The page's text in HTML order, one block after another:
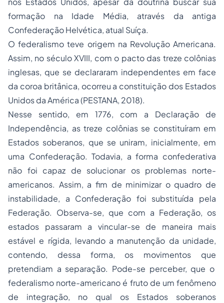
formação na Idade Média, através da antiga
Confederação Helvética, atual Suíça.
O federalismo teve origem na Revolução Americana.
Assim, no século XVIII, com o pacto das treze colônias
inglesas, que se declararam independentes em face
da coroa britânica, ocorreu a constituição dos Estados
Unidos da América (PESTANA, 2018).
Nesse sentido, em 1776, com a Declaração de
Independência, as treze colônias se constituíram em
Estados soberanos, que se uniram, inicialmente, em
uma Confederação. Todavia, a forma confederativa
não foi capaz de solucionar os problemas norte-
americanos. Assim, a fim de minimizar o quadro de
instabilidade, a Confederação foi substituída pela
Federação. Observa-se, que com a Federação, os
estados passaram a vincular-se de maneira mais
estável e rígida, levando a manutenção da unidade,
contendo, dessa forma, os movimentos que
pretendiam a separação. Pode-se perceber, que o
federalismo norte-americano é fruto de um fenômeno
de integração, no qual os Estados soberanos